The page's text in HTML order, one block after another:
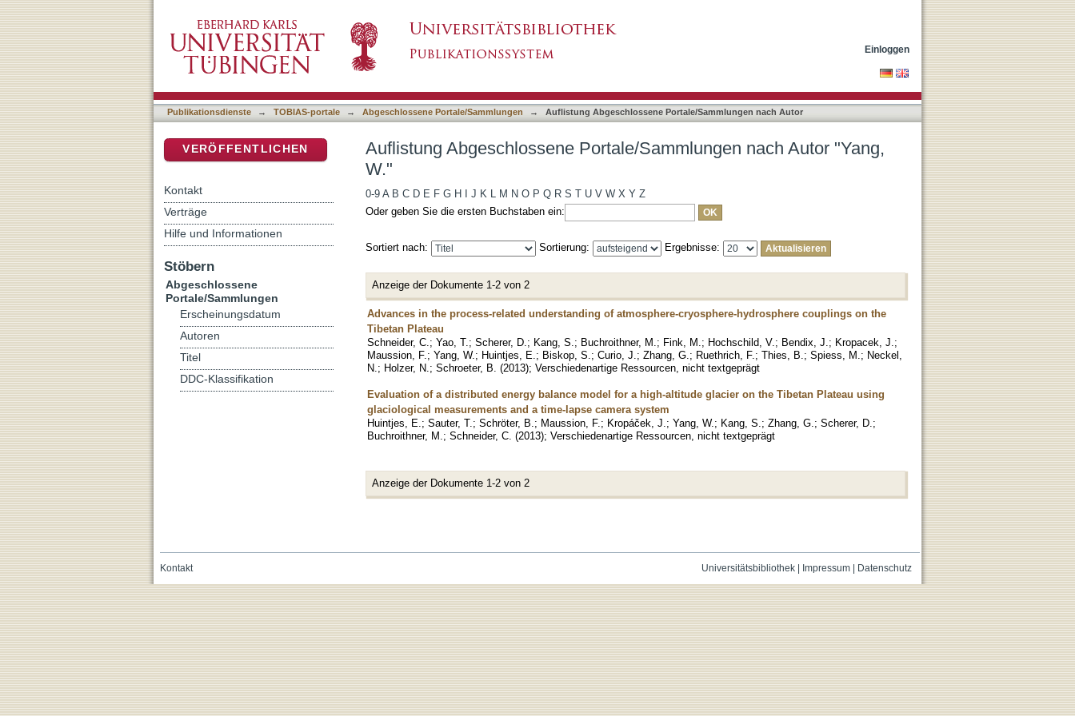
Einloggen
Publikationsdienste → TOBIAS-portale → Abgeschlossene Portale/Sammlungen → Auflistung Abgeschlossene Portale/Sammlungen nach Autor
Auflistung Abgeschlossene Portale/Sammlungen nach Autor "Yang,
W."
0-9 A B C D E F G H J K L M N O P Q R S T U V W X Y Z
Oder geben Sie die ersten Buchstaben ein:
Sortiert nach: Sortierung: Ergebnisse:
Anzeige der Dokumente 1-2 von 2
Advances in the process-related understanding of atmosphere-cryosphere-hydrosphere couplings on the
Tibetan Plateau
Schneider, C. ; Yao, T. ; Scherer, D. ; Kang, S. ; Buchroithner, M. ; Fink, M. ; Hochschild, V. ; Bendix, J. ; Kropacek, J. ;
Maussion, F. ; Yang, W. ; Huintjes, E. ; Biskop, S. ; Curio, J. ; Zhang, G. ; Ruethrich, F. ; Thies, B. ; Spiess, M. ; Neckel,
N. ; Holzer, N. ; Schroeter, B. (2013); Verschiedenartige Ressourcen, nicht textgeprägt
Evaluation of a distributed energy balance model for a high-altitude glacier on the Tibetan Plateau using
glaciological measurements and a time-lapse camera system
Huintjes, E. ; Sauter, T. ; Schröter, B. ; Maussion, F. ; Kropáček, J. ; Yang, W. ; Kang, S. ; Zhang, G. ; Scherer, D. ;
Buchroithner, M. ; Schneider, C. (2013); Verschiedenartige Ressourcen, nicht textgeprägt
Anzeige der Dokumente 1-2 von 2
VERÖFFENTLICHEN
Kontakt
Verträge
Hilfe und Informationen
Stöbern
Abgeschlossene
Portale/Sammlungen
Erscheinungsdatum
Autoren
Titel
DDC-Klassifikation
Universitätsbibliothek| Impressum| Datenschutz
Kontakt